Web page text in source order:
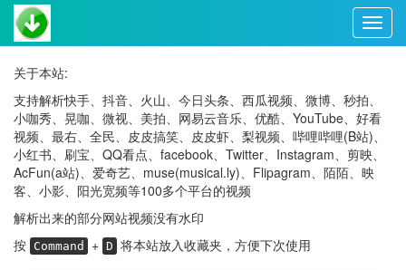
关于本站:
支持解析快手、抖音、火山、今日头条、西瓜视频、微博、秒拍、
小咖秀、晃咖、微视、美拍、网易云音乐、优酷、YouTube、好看
视频、最右、全民、皮皮搞笑、皮皮虾、梨视频、哔哩哔哩(B站)、
小红书、刷宝、QQ看点、facebook、Twitter、Instagram、剪映、
AcFun(a站)、爱奇艺、muse(musical.ly)、Flipagram、陌陌、映
客、小影、阳光宽频等100多个平台的视频
解析出来的部分网站视频没有水印
按 Command + D 将本站放入收藏夹，方便下次使用